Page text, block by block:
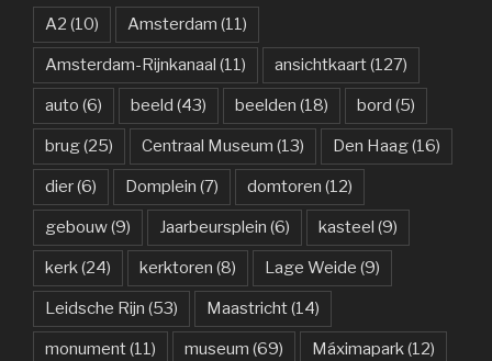
A2 (10) Amsterdam (11)
Amsterdam-Rijnkanaal (11) ansichtkaart(127)
auto (6) beeld (43) beelden (18) bord (5)
brug(25) Centraal Museum (13) Den Haag(16)
dier(6) Domplein (7) domtoren (12)
gebouw(9) Jaarbeursplein (6) kasteel (9)
kerk(24) kerktoren (8) Lage Weide (9)
Leidsche Rijn (53) Maastricht(14)
monument(11) museum (69) Máximapark(12)